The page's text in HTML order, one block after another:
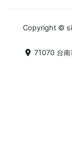
Copyright ©
71070 台